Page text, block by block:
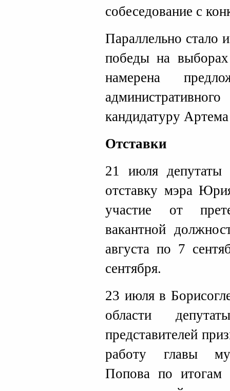
собеседование с
Параллельно стало
победы на
намерена
кандидатуру
Отставки
21 июля депутаты
отставку мэра
участие от
вакантной
августа по 7
сентября.
23 июля в
области
представителей
работу главы
Попова по итогам